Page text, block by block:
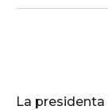
La presidenta